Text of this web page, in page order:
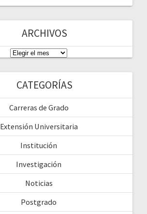
ARCHIVOS
CATEGORÍAS
Carreras de Grado
Extensión Universitaria
Institución
Investigación
Noticias
Postgrado